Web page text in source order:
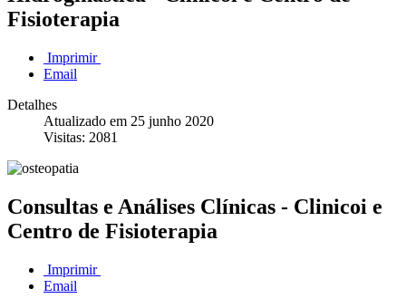
Consultas Médicas | Serviços de Enfermagem | Domicílios
Fisioterapia
Imprimir
Email
Detalhes
Atualizado em 25 junho 2020
Visitas: 2081
Consultas e Análises Clínicas - Clinicoi e
Centro de Fisioterapia
Imprimir
Email